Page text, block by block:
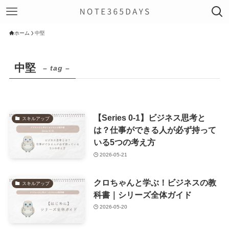
ホーム 中堅
中堅 – tag –
スキルアップ
【Series 0-1】ビジネス思考と
は？仕事ができる人が必ず持って
いる5つの考え方
2026-05-21
スキルアップ
クロちゃんと学ぶ！ビジネスの教
科書｜シリーズ全体ガイド
2026-05-20